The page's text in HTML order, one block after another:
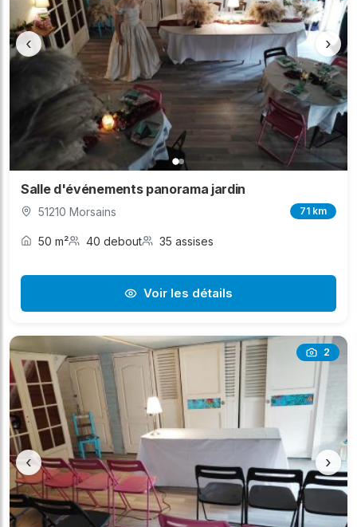
‹ ›
Salle d'événements panorama jardin
51210 Morsains 71 km
50 m² 40 debout 35 assises
Voir les détails
2
‹ ›